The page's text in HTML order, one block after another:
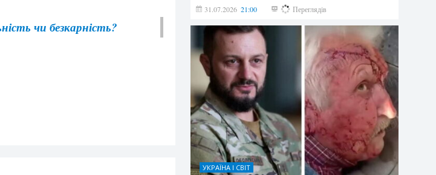
чи безкарність?
31.07.2026 21:00 204 Переглядів
УКРАЇНА І СВІТ